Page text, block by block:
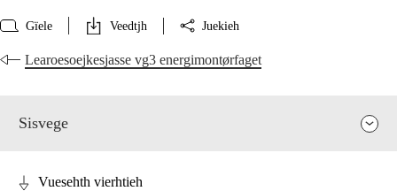
Gïele Veedtjh Juekieh
Learoesoejkesjasse vg3 energimontørfaget
Sisvege
Vuesehth vierhtieh